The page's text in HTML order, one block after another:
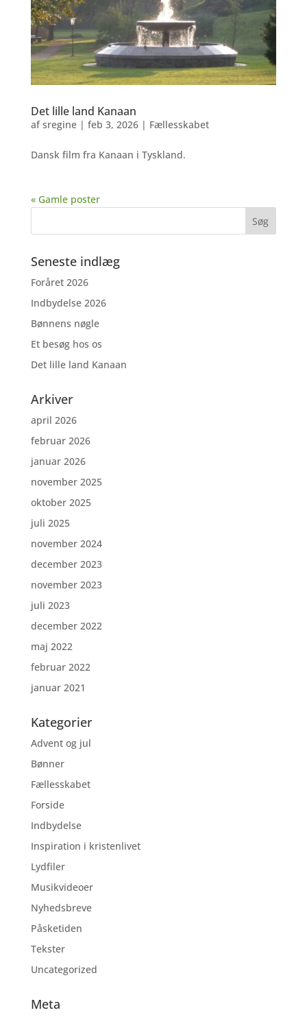
Det lille land Kanaan
afsregine| feb 3, 2026| Fællesskabet
Dansk film fra Kanaan i Tyskland.
« Gamle poster
Seneste indlæg
Foråret 2026
Indbydelse 2026
Bønnens nøgle
Et besøg hos os
Det lille land Kanaan
Arkiver
april 2026
februar 2026
januar 2026
november 2025
oktober 2025
juli 2025
november 2024
december 2023
november 2023
juli 2023
december 2022
maj 2022
februar 2022
januar 2021
Kategorier
Advent og jul
Bønner
Fællesskabet
Forside
Indbydelse
Inspiration i kristenlivet
Lydfiler
Musikvideoer
Nyhedsbreve
Påsketiden
Tekster
Uncategorized
Meta